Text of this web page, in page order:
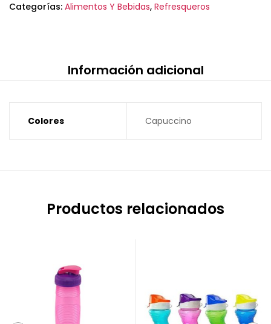
Categorías: Alimentos Y Bebidas, Refresqueros
Información adicional
Colores Capuccino
Productos relacionados